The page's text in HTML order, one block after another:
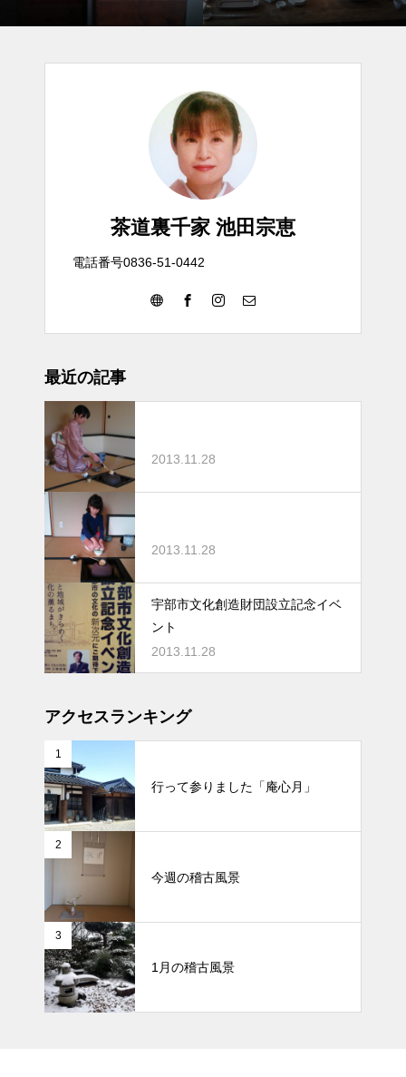
茶道裏千家 池田宗恵
電話番号0836-51-0442
最近の記事
2013.11.28
2013.11.28
宇部市文化創造財団設立記念イベ
ント
2013.11.28
アクセスランキング
1
行って参りました「庵心月」
2
今週の稽古風景
3
1月の稽古風景